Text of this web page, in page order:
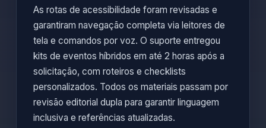
As rotas de acessibilidade foram revisadas e
garantiram navegação completa via leitores de
tela e comandos por voz. O suporte entregou
kits de eventos híbridos em até 2 horas após a
solicitação, com roteiros e checklists
personalizados. Todos os materiais passam por
revisão editorial dupla para garantir linguagem
inclusiva e referências atualizadas.